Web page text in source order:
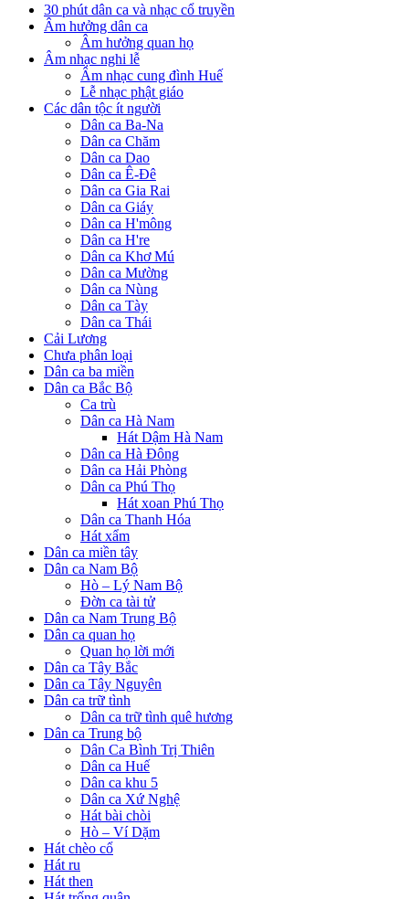
30 phút dân ca và nhạc cổ truyền
Âm hưởng dân ca
Âm hưởng quan họ
Âm nhạc nghi lễ
Âm nhạc cung đình Huế
Lễ nhạc phật giáo
Các dân tộc ít người
Dân ca Ba-Na
Dân ca Chăm
Dân ca Dao
Dân ca Ê-Đê
Dân ca Gia Rai
Dân ca Giáy
Dân ca H'mông
Dân ca H're
Dân ca Khơ Mú
Dân ca Mường
Dân ca Nùng
Dân ca Tày
Dân ca Thái
Cải Lương
Chưa phân loại
Dân ca ba miền
Dân ca Bắc Bộ
Ca trù
Dân ca Hà Nam
Hát Dậm Hà Nam
Dân ca Hà Đông
Dân ca Hải Phòng
Dân ca Phú Thọ
Hát xoan Phú Thọ
Dân ca Thanh Hóa
Hát xẩm
Dân ca miền tây
Dân ca Nam Bộ
Hò – Lý Nam Bộ
Đờn ca tài tử
Dân ca Nam Trung Bộ
Dân ca quan họ
Quan họ lời mới
Dân ca Tây Bắc
Dân ca Tây Nguyên
Dân ca trữ tình
Dân ca trữ tình quê hương
Dân ca Trung bộ
Dân Ca Bình Trị Thiên
Dân ca Huế
Dân ca khu 5
Dân ca Xứ Nghệ
Hát bài chòi
Hò – Ví Dặm
Hát chèo cổ
Hát ru
Hát then